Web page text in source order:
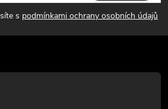
s podmínkami ochrany osobních údajů